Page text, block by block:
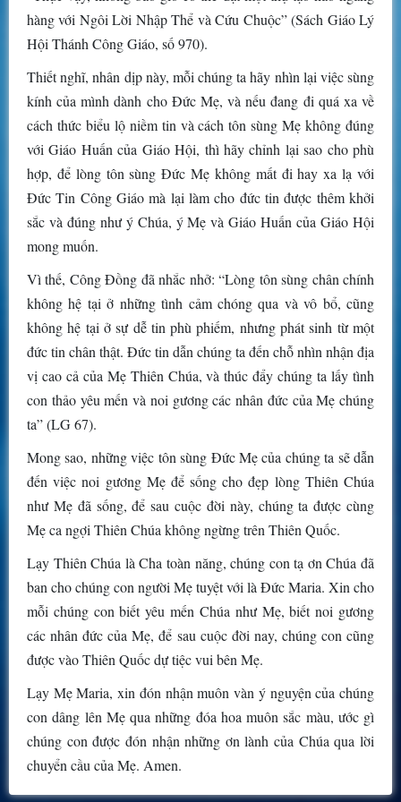
hàng với Ngôi Lời Nhập Thể và Cứu Chuộc” (Sách Giáo Lý
Hội Thánh Công Giáo, số 970).
Thiết nghĩ, nhân dịp này, mỗi chúng ta hãy nhìn lại việc sùng
kính của mình dành cho Đức Mẹ, và nếu đang đi quá xa về
cách thức biểu lộ niềm tin và cách tôn sùng Mẹ không đúng
với Giáo Huấn của Giáo Hội, thì hãy chỉnh lại sao cho phù
hợp, để lòng tôn sùng Đức Mẹ không mất đi hay xa lạ với
Đức Tin Công Giáo mà lại làm cho đức tin được thêm khởi
sắc và đúng như ý Chúa, ý Mẹ và Giáo Huấn của Giáo Hội
mong muốn.
Vì thế, Công Đồng đã nhắc nhở: “Lòng tôn sùng chân chính
không hệ tại ở những tình cảm chóng qua và vô bổ, cũng
không hệ tại ở sự dễ tin phù phiếm, nhưng phát sinh từ một
đức tin chân thật. Đức tin dẫn chúng ta đến chỗ nhìn nhận địa
vị cao cả của Mẹ Thiên Chúa, và thúc đẩy chúng ta lấy tình
con thảo yêu mến và noi gương các nhân đức của Mẹ chúng
ta” (LG 67).
Mong sao, những việc tôn sùng Đức Mẹ của chúng ta sẽ dẫn
đến việc noi gương Mẹ để sống cho đẹp lòng Thiên Chúa
như Mẹ đã sống, để sau cuộc đời này, chúng ta được cùng
Mẹ ca ngợi Thiên Chúa không ngừng trên Thiên Quốc.
Lạy Thiên Chúa là Cha toàn năng, chúng con tạ ơn Chúa đã
ban cho chúng con người Mẹ tuyệt với là Đức Maria. Xin cho
mỗi chúng con biết yêu mến Chúa như Mẹ, biết noi gương
các nhân đức của Mẹ, để sau cuộc đời nay, chúng con cũng
được vào Thiên Quốc dự tiệc vui bên Mẹ.
Lạy Mẹ Maria, xin đón nhận muôn vàn ý nguyện của chúng
con dâng lên Mẹ qua những đóa hoa muôn sắc màu, ước gì
chúng con được đón nhận những ơn lành của Chúa qua lời
chuyển cầu của Mẹ. Amen.